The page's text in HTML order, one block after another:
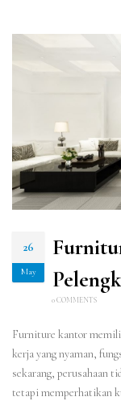
26
May
0 COMMENTS
Furniture kantor
kerja yang nyaman,
sekarang, perusahaan
tetapi memperhatikan